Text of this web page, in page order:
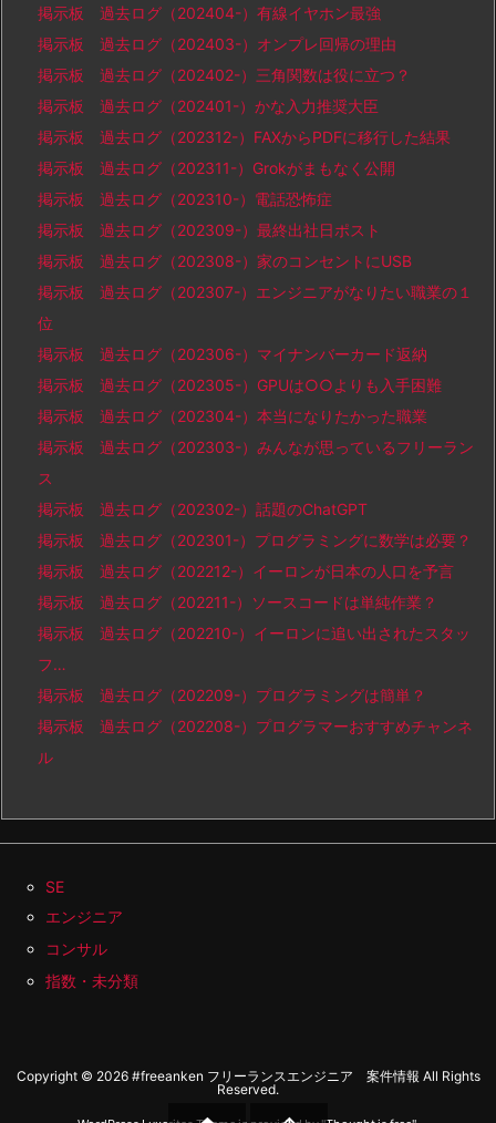
掲示板 過去ログ（202404-）有線イヤホン最強
掲示板 過去ログ（202403-）オンプレ回帰の理由
掲示板 過去ログ（202402-）三角関数は役に立つ？
掲示板 過去ログ（202401-）かな入力推奨大臣
掲示板 過去ログ（202312-）FAXからPDFに移行した結果
掲示板 過去ログ（202311-）Grokがまもなく公開
掲示板 過去ログ（202310-）電話恐怖症
掲示板 過去ログ（202309-）最終出社日ポスト
掲示板 過去ログ（202308-）家のコンセントにUSB
掲示板 過去ログ（202307-）エンジニアがなりたい職業の１
位
掲示板 過去ログ（202306-）マイナンバーカード返納
掲示板 過去ログ（202305-）GPUは○○よりも入手困難
掲示板 過去ログ（202304-）本当になりたかった職業
掲示板 過去ログ（202303-）みんなが思っているフリーラン
ス
掲示板 過去ログ（202302-）話題のChatGPT
掲示板 過去ログ（202301-）プログラミングに数学は必要？
掲示板 過去ログ（202212-）イーロンが日本の人口を予言
掲示板 過去ログ（202211-）ソースコードは単純作業？
掲示板 過去ログ（202210-）イーロンに追い出されたスタッ
フ…
掲示板 過去ログ（202209-）プログラミングは簡単？
掲示板 過去ログ（202208-）プログラマーおすすめチャンネ
ル
SE
エンジニア
コンサル
指数・未分類
Copyright © 2026 #freeanken フリーランスエンジニア 案件情報 All Rights
Reserved.